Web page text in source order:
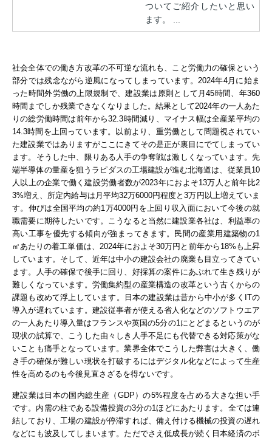
ついてご紹介したいと思い
ます。 ...
社会全体での働き方改革の不可逆な流れも、こと労働力の確保という
部分では残念ながら逆風になってしまっています。2024年4月に始ま
った時間外労働の上限規制で、建設業は原則として月45時間、年360
時間までしか残業できなくなりました。結果として2024年の一人あた
りの総労働時間は前年から32.3時間減り、マイナス幅は全産業平均の
14.3時間を上回っています。以前より、重労働として問題視されてい
た建設業ではありますがここにきてその是正が裏目にでてしまってい
ます。 そうした中、限りある人手の争奪戦は激しくなっています。先
端半導体の量産を狙うラピダスの工場建設が進む北海道は、従業員10
人以上の企業で働く建設労働者数が2023年におよそ13万人と前年比2
3%増え、所定内給与は月平均32万6000円程度と3万円以上増えていま
す。伸びは全国平均の約1万4000円を上回り収入面において今後の就
職需要に期待したいです。 こうなると当然に建設業各社は、利益率の
高い工事を優先する傾向が強まってきます。民間の産業用建築物の1
㎡あたりの着工単価は、2024年におよそ30万円と前年から18%も上昇
しています。 そして、近年は中小の建設会社の廃業も目立ってきてい
ます。人手の確保で後手に回り、好採算の案件にあぶれて生き残りが
難しくなっています。 労働集約型の産業構造の改革という古くからの
課題も改めて浮上しています。
日本の建設業は昔から中小が多くITの
導入が遅れています。建設従事者が使える省人化などのソフトウエア
の一人あたり導入量はフランスや英国の5分の1にとどまるというのが
現状の試算で、こうした由々しき人手不足にも代替できる対応策がな
いことも痛手となっています。業界全体でこうした弊害は大きく、働
き手の確保が難しい現状を打破するにはデジタル化などによって生産
性を高めるのも今後見直さざるを得ないです。
建設業は日本の国内総生産（GDP）の5%程度を占める大きな担い手
です。内需の柱である設備投資の3分の1ほどにあたります。全ては連
結しており、工場の建設が停滞すれば、備え付ける機械の投資の遅れ
などにも波及してしまいます。ただでさえ低成長が続く日本経済のボ